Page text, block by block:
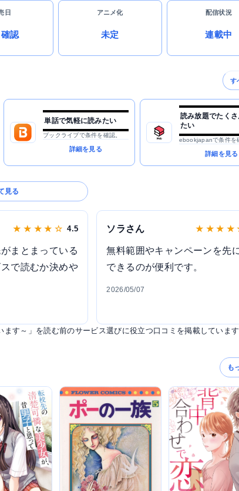
日
認
アニメ化
未定
配信状況
連載中
す
単話で気軽に読みたい
ブックライブで条件を確認。
詳細を見る
読み放題でたく
たい
ebookjapanで条件を
詳細を見る
見る
★ ★ ★ ★ ☆ 4.5
まとまっている
で読むか決めや
ソラさん ★ ★ ★ ★
無料範囲やキャンペーンを先
できるのが便利です。
2026/05/07
す～」を読む前のサービス選びに役立つ口コミを掲載していま
も